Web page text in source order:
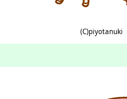
(C)piyotanuki